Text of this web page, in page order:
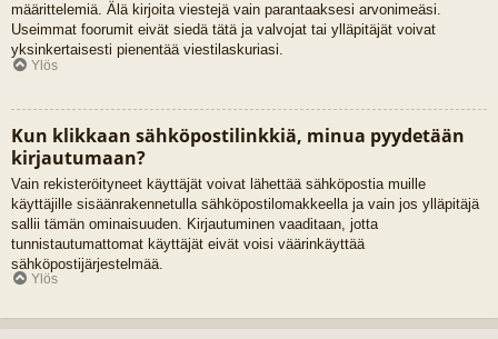
määrittelemiä. Älä kirjoita viestejä vain parantaaksesi arvonimeäsi.
Useimmat foorumit eivät siedä tätä ja valvojat tai ylläpitäjät voivat
yksinkertaisesti pienentää viestilaskuriasi.
Ylös
Kun klikkaan sähköpostilinkkiä, minua pyydetään
kirjautumaan?
Vain rekisteröityneet käyttäjät voivat lähettää sähköpostia muille
käyttäjille sisäänrakennetulla sähköpostilomakkeella ja vain jos ylläpitäjä
sallii tämän ominaisuuden. Kirjautuminen vaaditaan, jotta
tunnistautumattomat käyttäjät eivät voisi väärinkäyttää
sähköpostijärjestelmää.
Ylös